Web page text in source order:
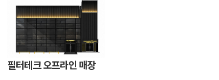
필터테크 오프라인 매장